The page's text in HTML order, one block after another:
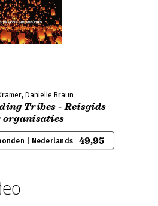
Danielle Braun
Tribes - Reisgids
organisaties
| Nederlands 49,95